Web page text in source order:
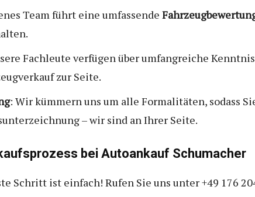
Team führt eine umfassende
Fachleute verfügen über umfangreiche
zur Seite.
: Wir kümmern uns um alle Formalitäten, sodass
– wir sind an Ihrer Seite.
bei Autoankauf Schumacher
Schritt ist einfach! Rufen Sie uns unter +49 176